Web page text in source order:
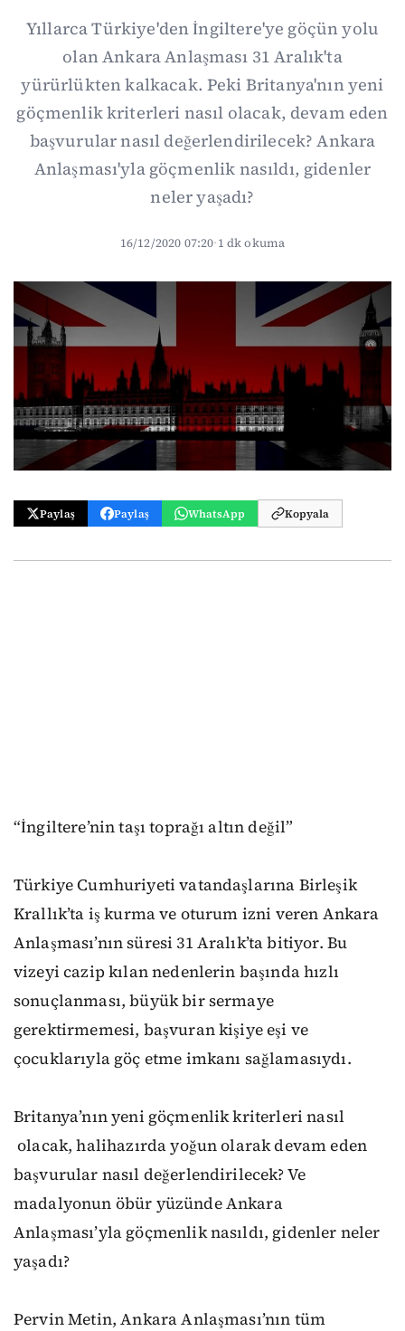
Yıllarca Türkiye'den İngiltere'ye göçün yolu
olan Ankara Anlaşması 31 Aralık'ta
yürürlükten kalkacak. Peki Britanya'nın yeni
göçmenlik kriterleri nasıl olacak, devam eden
başvurular nasıl değerlendirilecek? Ankara
Anlaşması'yla göçmenlik nasıldı, gidenler
neler yaşadı?
16/12/2020 07:20·1 dk okuma
Paylaş Paylaş WhatsApp Kopyala
“İngiltere’nin taşı toprağı altın değil”
Türkiye Cumhuriyeti vatandaşlarına Birleşik
Krallık’ta iş kurma ve oturum izni veren Ankara
Anlaşması’nın süresi 31 Aralık’ta bitiyor. Bu
vizeyi cazip kılan nedenlerin başında hızlı
sonuçlanması, büyük bir sermaye
gerektirmemesi, başvuran kişiye eşi ve
çocuklarıyla göç etme imkanı sağlamasıydı.
Britanya’nın yeni göçmenlik kriterleri nasıl
olacak, halihazırda yoğun olarak devam eden
başvurular nasıl değerlendirilecek? Ve
madalyonun öbür yüzünde Ankara
Anlaşması’yla göçmenlik nasıldı, gidenler neler
yaşadı?
Pervin Metin, Ankara Anlaşması’nın tüm